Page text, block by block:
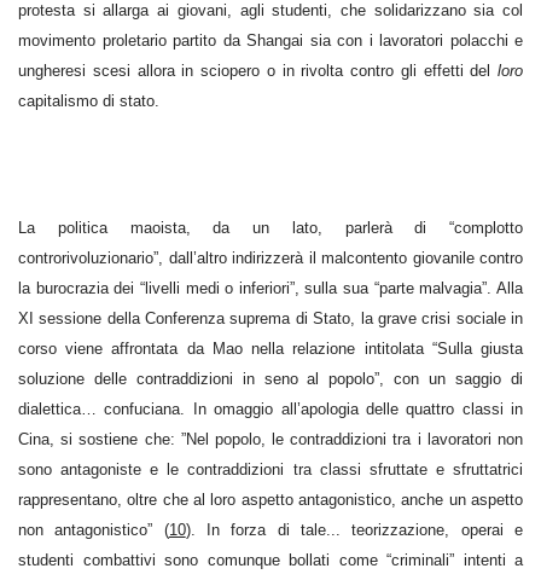
protesta si allarga ai giovani, agli studenti, che solidarizzano sia col
movimento proletario partito da Shangai sia con i lavoratori polacchi e
ungheresi scesi allora in sciopero o in rivolta contro gli effetti del loro
capitalismo di stato.
La politica maoista, da un lato, parlerà di “complotto
controrivoluzionario”, dall’altro indirizzerà il malcontento giovanile contro
la burocrazia dei “livelli medi o inferiori”, sulla sua “parte malvagia”. Alla
XI sessione della Conferenza suprema di Stato, la grave crisi sociale in
corso viene affrontata da Mao nella relazione intitolata “Sulla giusta
soluzione delle contraddizioni in seno al popolo”, con un saggio di
dialettica… confuciana. In omaggio all’apologia delle quattro classi in
Cina, si sostiene che: ”Nel popolo, le contraddizioni tra i lavoratori non
sono antagoniste e le contraddizioni tra classi sfruttate e sfruttatrici
rappresentano, oltre che al loro aspetto antagonistico, anche un aspetto
non antagonistico” (10). In forza di tale... teorizzazione, operai e
studenti combattivi sono comunque bollati come “criminali” intenti a